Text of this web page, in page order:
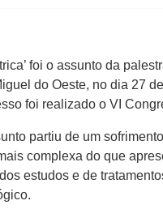
foi o assunto da
do Oeste, no dia 27
foi realizado o VI
partiu de um
complexa do que
estudos e de